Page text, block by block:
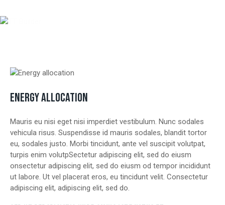
ENERGY ALLOCATION
Mauris eu nisi eget nisi imperdiet vestibulum. Nunc sodales
vehicula risus. Suspendisse id mauris sodales, blandit tortor
eu, sodales justo. Morbi tincidunt, ante vel suscipit volutpat,
turpis enim volutpSectetur adipiscing elit, sed do eiusm
onsectetur adipiscing elit, sed do eiusm od tempor incididunt
ut labore. Ut vel placerat eros, eu tincidunt velit. Consectetur
adipiscing elit, adipiscing elit, sed do.